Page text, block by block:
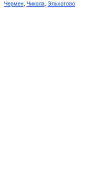
Чермен Чикола Эльхотово